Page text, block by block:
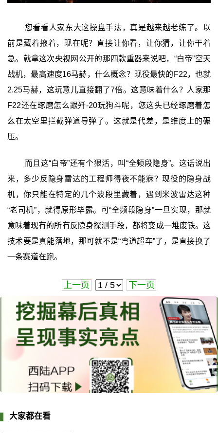
您看看人家东大这操盘手法，真是越来越老练了。以
前是藏着掖着，现在呢？直接让你看，让你猜，让你干着
急。就拿这次央视网公开的那四款重器来说吧，“白帝”空天
战机，最高速度16马赫，什么概念？现役最快的F22，也就
2.25马赫，这玩意儿直接翻了7倍。这意味着什么？人家那
F22还在琢磨怎么跟歼-20玩狗斗呢，您这头已经琢磨着怎
么在太空里拦截弹道导弹了。这就是代差，是维度上的碾
压。
而且这“白帝”还有个狠活，叫“全频段隐身”。这话说出
来，多少反隐身雷达的工程师得夜不能寐？现役的隐身战
机，你只能在特定的几个波段里藏着，遇到米波雷达这种
“老司机”，就得原形毕露。可“全频段隐身”一旦实现，那就
意味着现有的所有反隐身探测手段，都将变成一堆废铁。这
技术要是真能落地，那可就不是“弯道超车”了，是直接换了
一条赛道在跑。
上一页 下一页
大家都在看